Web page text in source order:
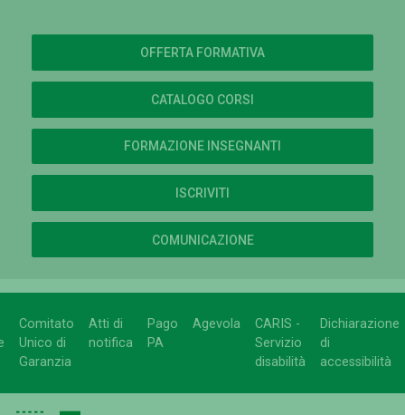
OFFERTA FORMATIVA
CATALOGO CORSI
FORMAZIONE INSEGNANTI
ISCRIVITI
COMUNICAZIONE
Comitato
Unico di
Garanzia
Atti di
notifica
Pago
PA
Agevola
CARIS -
Servizio
disabilità
Dichiarazione
di
accessibilità